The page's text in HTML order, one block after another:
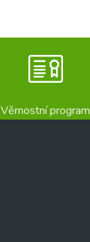
Věrnostní program